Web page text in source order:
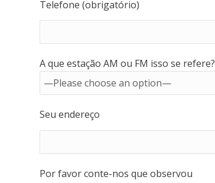
Telefone (obrigatório)
A que estação AM ou FM isso se refere?
Seu endereço
Por favor conte-nos que observou